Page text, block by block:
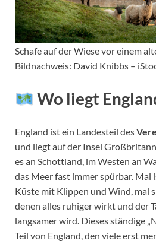
Schafe auf der Wiese vor einem
Bildnachweis: David Knibbs –
Wo liegt
England ist ein Landesteil des
und liegt auf der Insel
es an Schottland, im Westen an
das Meer fast immer spürbar. Mal
Küste mit Klippen und Wind, mal
denen alles ruhiger wirkt und der
langsamer wird. Dieses ständige
Teil von England, den viele erst